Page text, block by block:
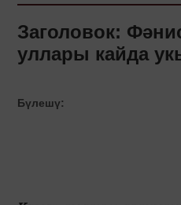
Заголовок:
уллары кайда
Бүлешү: